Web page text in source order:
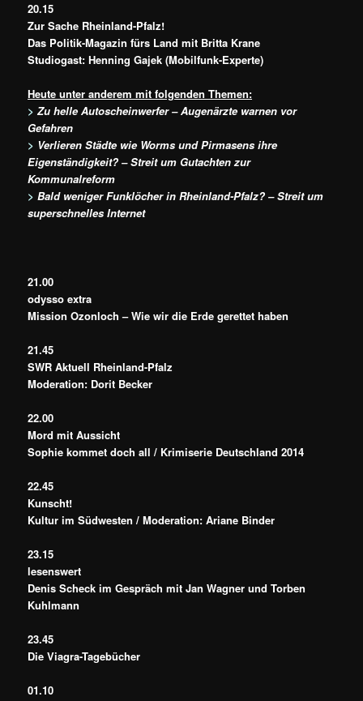
20.15
Zur Sache Rheinland-Pfalz!
Das Politik-Magazin fürs Land mit Britta Krane
Studiogast: Henning Gajek (Mobilfunk-Experte)
Heute unter anderem mit folgenden Themen:
> Zu helle Autoscheinwerfer – Augenärzte warnen vor
Gefahren
> Verlieren Städte wie Worms und Pirmasens ihre
Eigenständigkeit? – Streit um Gutachten zur
Kommunalreform
> Bald weniger Funklöcher in Rheinland-Pfalz? – Streit um
superschnelles Internet
21.00
odysso extra
Mission Ozonloch – Wie wir die Erde gerettet haben
21.45
SWR Aktuell Rheinland-Pfalz
Moderation: Dorit Becker
22.00
Mord mit Aussicht
Sophie kommet doch all / Krimiserie Deutschland 2014
22.45
Kunscht!
Kultur im Südwesten / Moderation: Ariane Binder
23.15
lesenswert
Denis Scheck im Gespräch mit Jan Wagner und Torben
Kuhlmann
23.45
Die Viagra-Tagebücher
01.10